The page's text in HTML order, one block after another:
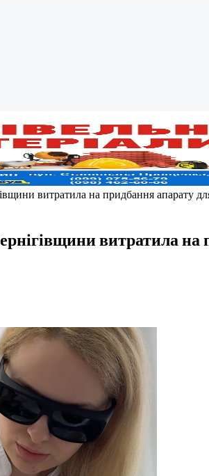
витратила на придбання апарату
витратила на